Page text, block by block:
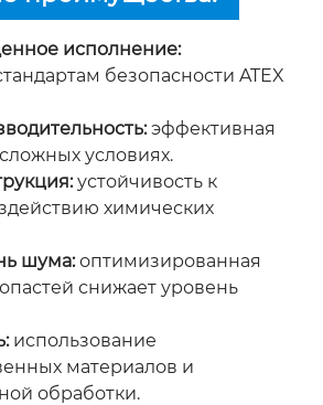
исполнение:
безопасности ATEX
эффективная
условиях.
устойчивость к
химических
шума:оптимизированная
снижает уровень
использование
материалов и
обработки.